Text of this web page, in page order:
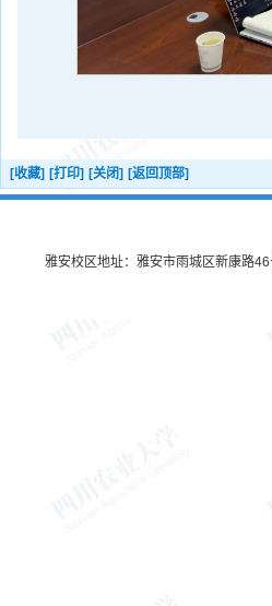
[收藏] [打印] [关闭] [返回顶部]
雅安校区地址：雅安市雨城区新康路